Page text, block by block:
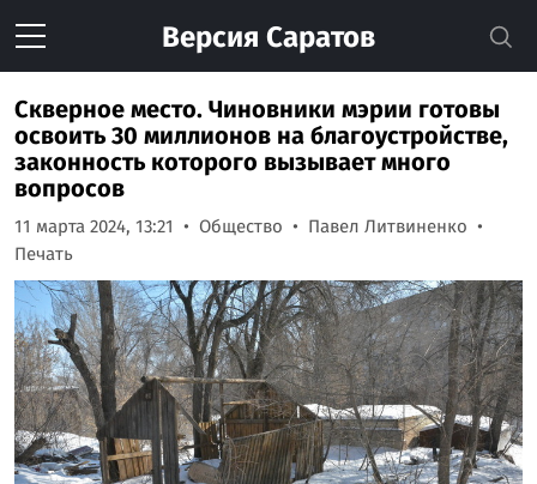
Версия Саратов
Скверное место. Чиновники мэрии готовы
освоить 30 миллионов на благоустройстве,
законность которого вызывает много
вопросов
11 марта 2024, 13:21 Общество
Павел Литвиненко
Печать